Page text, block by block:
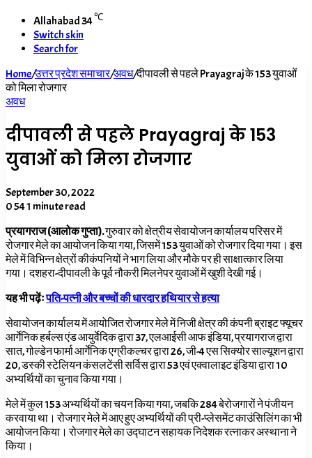
Allahabad34℃
Switch skin
Search for
Home/उत्तर प्रदेश समाचार/अवध/दीपावली से पहले Prayagraj के 153 युवाओं
को मिला रोजगार
अवध
दीपावली से पहले Prayagraj के 153
युवाओं को मिला रोजगार
September 30, 2022
0541 minute read
प्रयागराज (आलोक गुप्ता).गुरुवार को क्षेत्रीय सेवायोजन कार्यालय परिसर में
रोजगार मेले का आयोजन किया गया, जिसमें 153 युवाओं को रोजगार दिया गया। इस
मेले में विभिन्न क्षेत्रों कीकंपनियों ने भाग लिया और मौके पर ही साक्षात्कार लिया
गया। दशहरा-दीपावली के पूर्व नौकरी मिलनेपर युवाओं में खुशी देखी गई।
यह भी पढ़ेंःपति-पत्नी और बच्चों की धारदार हथियार से हत्या
सेवायोजन कार्यालय में आयोजित रोजगार मेले में निजी क्षेत्र की कंपनी ब्राइट फ्यूचर
आर्गेनिक हर्बल्स एंड आयुर्वेदिक द्वारा 37, एलआईसी आफ इंडिया, प्रयागराज द्वारा
सात, गोल्डेन फार्मा आर्गेनिक एग्रीकल्चर द्वारा 26, जी-4 एस सिक्योर साल्यूशन द्वारा
20, डस्की स्टेलियन कंसलटेंसी सर्विस द्वारा 53 एवं एक्वालाइट इंडिया द्वारा 10
अभ्यर्थियों का चुनाव किया गया।
मेले में कुल 153 अभ्यर्थियों का चयन किया गया, जबकि 284 बेरोजगारों ने पंजीयन
करवाया था। रोजगार मेले में आए हुए अभ्यर्थियों की प्री-प्लेसमेंट काउंसिलिंग का भी
आयोजन किया। रोजगार मेले का उद्घाटन सहायक निदेशक रत्नाकर अस्थाना ने
किया।